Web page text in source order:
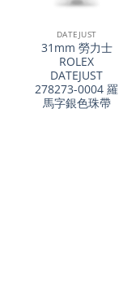
DATEJUST
31mm 勞力士
ROLEX
DATEJUST
278273-0004 羅
馬字銀色珠帶